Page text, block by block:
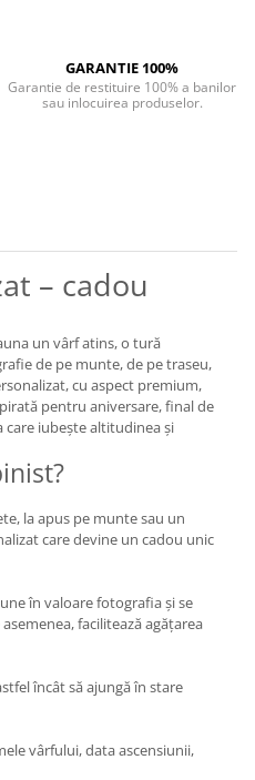
GARANTIE 100%
Garantie de restituire 100% a banilor
sau inlocuirea produselor.
– cadou
un vârf atins, o tură
de pe munte, de pe traseu,
cu aspect premium,
pentru aniversare, final de
care iubește altitudinea și
la apus pe munte sau un
care devine un cadou unic
în valoare fotografia și se
facilitează agățarea
încât să ajungă în stare
vârfului, data ascensiunii,